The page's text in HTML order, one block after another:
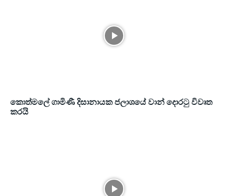
කොත්මලේ ගාමිණී දිසානායක ජලාශයේ වාන් දොරටු විවෘත
කරයි